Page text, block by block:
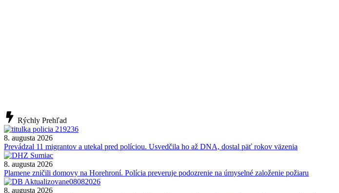
Rýchly Prehľad
8. augusta 2026
Prevádzal 11 migrantov a utekal pred políciou. Usvedčila ho až DNA, dostal päť rokov väzenia
8. augusta 2026
Plamene zničili domovy na Horehroní. Polícia preveruje podozrenie na úmyselné založenie požiaru
8. augusta 2026